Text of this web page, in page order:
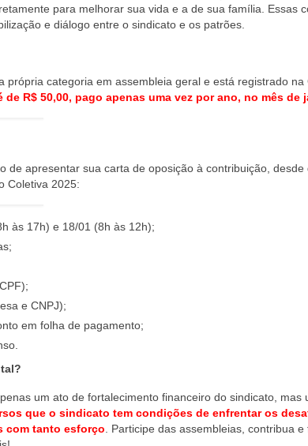
para melhorar sua vida e a de sua família. Essas
e diálogo entre o sindicato e os patrões.
própria categoria em assembleia geral e está registrado
de R$ 50,00, pago apenas uma vez por ano, no mês de
de apresentar sua carta de oposição à contribuição,
Coletiva 2025:
às 17h) e 18/01 (8h às 12h);
e CNPJ);
em folha de pagamento;
um ato de fortalecimento financeiro do sindicato, mas
que o sindicato tem condições de enfrentar os
com tanto esforço . Participe das assembleias, contribua